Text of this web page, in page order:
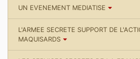
UN EVENEMENT MEDIATISE
L'ARMEE SECRETE SUPPORT DE
MAQUISARDS